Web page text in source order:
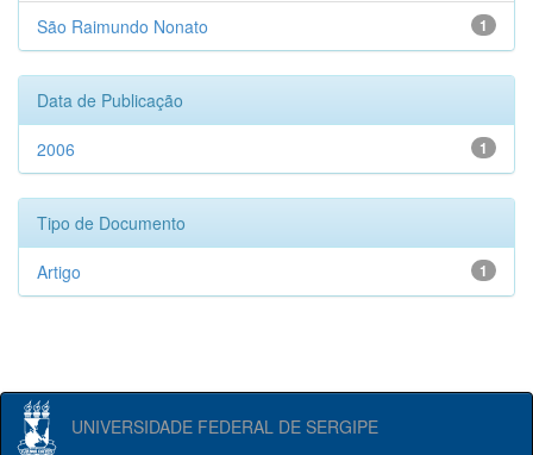
1
São Raimundo Nonato
Data de Publicação
1
2006
Tipo de Documento
1
Artigo
UNIVERSIDADE FEDERAL DE SERGIPE